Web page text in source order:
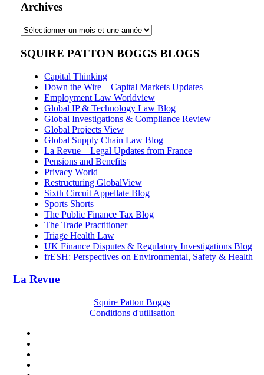
Archives
Archives
SQUIRE PATTON BOGGS BLOGS
Capital Thinking
Down the Wire – Capital Markets Updates
Employment Law Worldview
Global IP & Technology Law Blog
Global Investigations & Compliance Review
Global Projects View
Global Supply Chain Law Blog
La Revue – Legal Updates from France
Pensions and Benefits
Privacy World
Restructuring GlobalView
Sixth Circuit Appellate Blog
Sports Shorts
The Public Finance Tax Blog
The Trade Practitioner
Triage Health Law
UK Finance Disputes & Regulatory Investigations Blog
frESH: Perspectives on Environmental, Safety & Health
La Revue
Squire Patton Boggs
Conditions d'utilisation